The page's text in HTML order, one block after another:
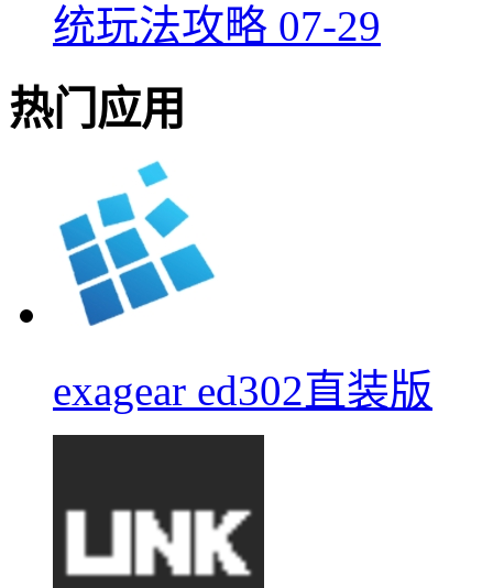
统玩法攻略 07-29
热门应用
exagear ed302直装版